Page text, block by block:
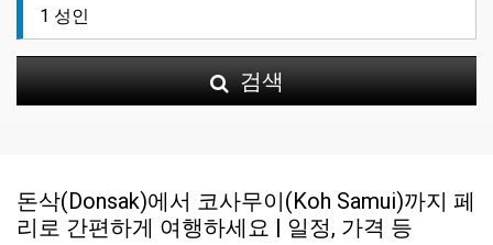
검색
돈삭(Donsak)에서 코사무이(Koh Samui)까지 페
리로 간편하게 여행하세요 | 일정, 가격 등